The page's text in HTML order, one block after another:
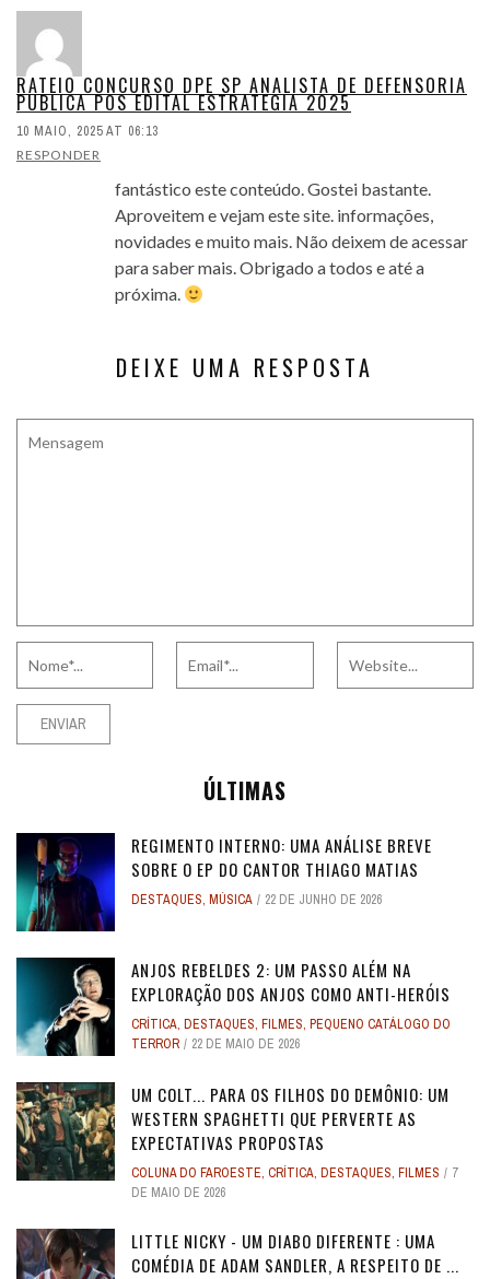
RATEIO CONCURSO DPE SP ANALISTA DE DEFENSORIA
PUBLICA POS EDITAL ESTRATEGIA 2025
10 MAIO, 2025 AT 06:13
RESPONDER
fantástico este conteúdo. Gostei bastante.
Aproveitem e vejam este site. informações,
novidades e muito mais. Não deixem de acessar
para saber mais. Obrigado a todos e até a
próxima.
DEIXE UMA RESPOSTA
ÚLTIMAS
REGIMENTO INTERNO: UMA ANÁLISE BREVE
SOBRE O EP DO CANTOR THIAGO MATIAS
DESTAQUES, MÚSICA 22 DE JUNHO DE 2026
ANJOS REBELDES 2: UM PASSO ALÉM NA
EXPLORAÇÃO DOS ANJOS COMO ANTI-HERÓIS
CRÍTICA, DESTAQUES, FILMES, PEQUENO CATÁLOGO DO
TERROR
22 DE MAIO DE 2026
UM COLT... PARA OS FILHOS DO DEMÔNIO: UM
WESTERN SPAGHETTI QUE PERVERTE AS
EXPECTATIVAS PROPOSTAS
COLUNA DO FAROESTE, CRÍTICA, DESTAQUES, FILMES
7
DE MAIO DE 2026
LITTLE NICKY - UM DIABO DIFERENTE : UMA
COMÉDIA DE ADAM SANDLER, A RESPEITO DE ...